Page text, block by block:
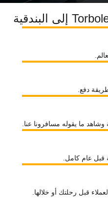
وشاهد ما يقوله مسافرونا عنا.
قبل عام كامل.
قبل رحلتك أو خلالها.